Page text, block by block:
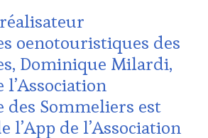
oenotouristiques des
Dominique Milardi,
l’Association
des Sommeliers est
l’App de l’Association